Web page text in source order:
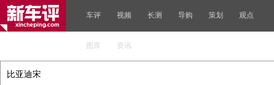
车评 视频 长测 导购 策划 观点
图库 资讯